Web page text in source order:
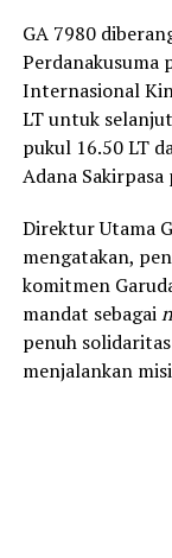
GA 7980
Perdanakusuma
Internasional
LT untuk
pukul 16.50 LT
Adana Sakirpasa
Direktur Utama
mengatakan,
komitmen
mandat sebagai
penuh
menjalankan